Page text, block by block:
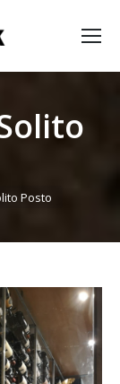
Posto